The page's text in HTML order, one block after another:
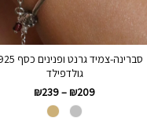
גולדפילד
₪209
–
₪239